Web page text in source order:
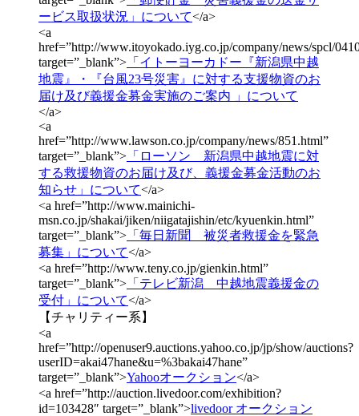
ービス取扱状況」について</a>
<a
href=”http://www.itoyokado.iyg.co.jp/company/news/spcl/
target=”_blank”> 「イトーヨーカドー『新潟県中越
地震』・『台風23号災害』に対する支援物資のお
届け及び義援金募金実施のご案内 」について
</a>
<a
href=”http://www.lawson.co.jp/company/news/851.html”
target=”_blank”> 「ローソン 新潟県中越地震に対
する救援物資のお届け及び、義援金募金活動のお
知らせ」について</a>
<a href=”http://www.mainichi-
msn.co.jp/shakai/jiken/niigatajishin/etc/kyuenkin.html”
target=”_blank”> 「毎日新聞 被災者救援金を緊急
募集」について</a>
<a href=”http://www.teny.co.jp/gienkin.html”
target=”_blank”> 「テレビ新潟 中越地震義援金の
受付」について</a>
【チャリティー系】
<a
href=”http://openuser9.auctions.yahoo.co.jp/jp/show/auctions?
userID=akai47hane&u=%3bakai47hane”
target=”_blank”>Yahooオークション</a>
<a href=”http://auction.livedoor.com/exhibition?
id=103428″ target=”_blank”>livedoor オークション